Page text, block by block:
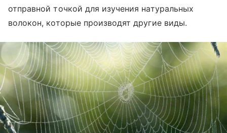
отправной точкой для изучения натуральных
волокон, которые производят другие виды.